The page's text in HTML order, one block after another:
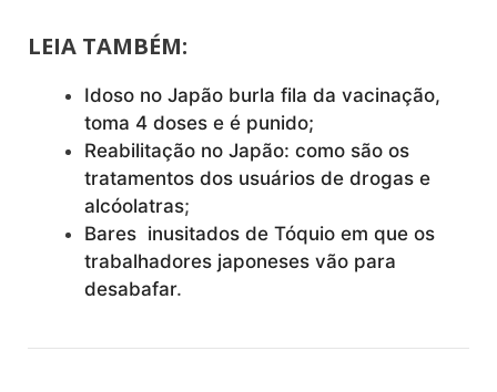
LEIA TAMBÉM:
Idoso no Japão burla fila da vacinação,
toma 4 doses e é punido;
Reabilitação no Japão: como são os
tratamentos dos usuários de drogas e
alcóolatras;
Bares inusitados de Tóquio em que os
trabalhadores japoneses vão para
desabafar.